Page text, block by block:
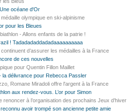
océane d'Or
olympique en ski-alpinisme
pour les Bleues
- Allons enfants de la patrie !
! Tadadadaddadadaaaaaaaaaa
d’assurer les médailles à la France
de ces nouvelles
pour Quentin Fillon Maillet
la délivrance pour Rebecca Passler
Romane Miradoli offre l'argent à la France
aux rendez-vous. L’or pour Simon
renoncer à l’organisation des prochains Jeux
avoir trompé son ancienne petite amie